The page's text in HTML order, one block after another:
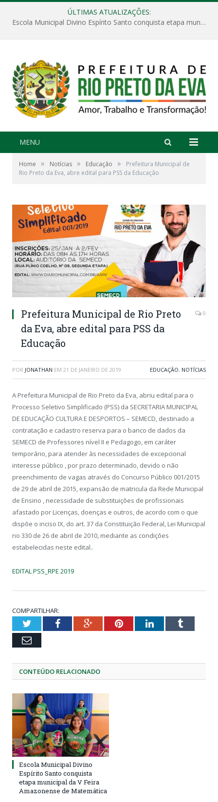
ÚLTIMAS ATUALIZAÇÕES:
Escola Municipal Divino Espírito Santo conquista etapa municipal da V Feira Amazonense de Matemática
MENU
Home » Notícias » Educação »
Prefeitura Municipal de
Rio Preto da Eva, abre edital para PSS da Educação
Prefeitura Municipal de Rio Preto
da Eva, abre edital para PSS da
Educação
0
POR JONATHAN EM 21 DE JANEIRO DE 2019 EDUCAÇÃO, NOTÍCIAS
A Prefeitura Municipal de Rio Preto da Eva, abriu edital para o
Processo Seletivo Simplificado (PSS) da SECRETARIA MUNICIPAL
DE EDUCAÇÃO CULTURA E DESPORTOS – SEMECD, destinado a
contratação e cadastro reserva para o banco de dados da
SEMECD de Professores nível II e Pedagogo, em caráter
temporário, para atender às necessidades de excepcional
interesse público , por prazo determinado, devido o não
preenchimento de vagas através do Concurso Público 001/2015
de 29 de abril de 2015, expansão de matricula da Rede Municipal
de Ensino , necessidade de substituições de profissionais
afastado por Licenças, doenças e outros, de acordo com o que
dispõe o inciso IX, do art. 37 da Constituição Federal, Lei Municipal
no 330 de 26 de abril de 2010, mediante as condições
estabelecidas neste edital..
EDITAL PSS_RPE 2019
COMPARTILHAR:
TwitterFacebookGoogle+PinterestLinkedInTumblr
Email
CONTEÚDO RELACIONADO
Escola Municipal Divino
Espírito Santo conquista
etapa municipal da V Feira
Amazonense de Matemática